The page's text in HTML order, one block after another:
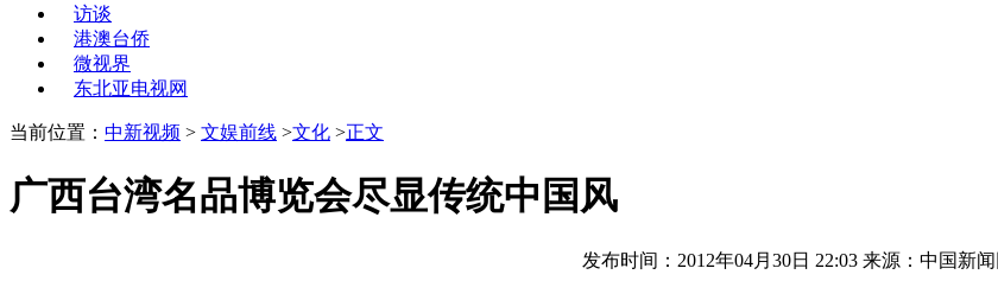
访谈
港澳台侨
微视界
东北亚电视网
当前位置： 中新视频 > 文娱前线 >文化 >正文
广西台湾名品博览会尽显传统中国风
发布时间：2012年04月30日 22:03 来源：中国新闻